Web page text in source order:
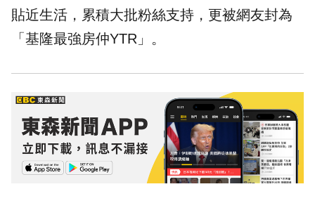
貼近生活，累積大批粉絲支持，更被網友封為
「基隆最強房仲YTR」。